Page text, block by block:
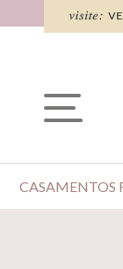
CASAMENTOS